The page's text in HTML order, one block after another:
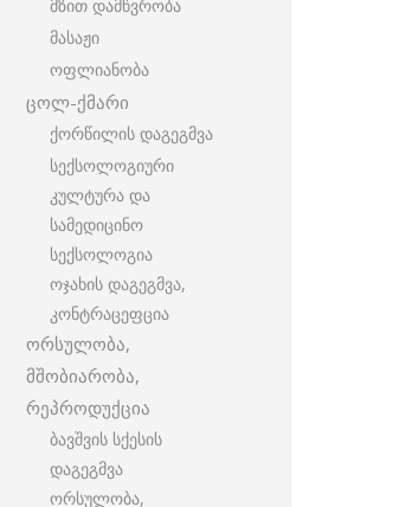
მზით დამწვრობა
მასაჟი
ოფლიანობა
ცოლ-ქმარი
ქორწილის დაგეგმვა
სექსოლოგიური
კულტურა და
სამედიცინო
სექსოლოგია
ოჯახის დაგეგმვა,
კონტრაცეფცია
ორსულობა,
მშობიარობა,
რეპროდუქცია
ბავშვის სქესის
დაგეგმვა
ორსულობა,